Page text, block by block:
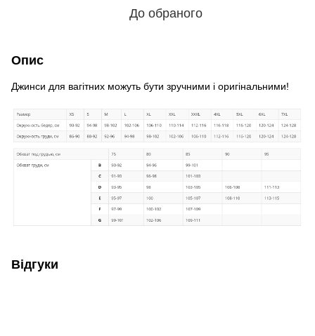
До обраного
Опис
Джинси для вагітних можуть бути зручними і оригінальними!
Відгуки